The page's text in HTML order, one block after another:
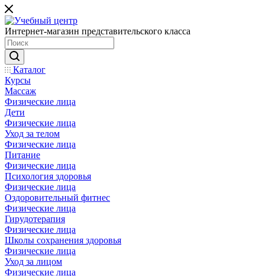
Интернет-магазин представительского класса
Каталог
Курсы
Массаж
Физические лица
Дети
Физические лица
Уход за телом
Физические лица
Питание
Физические лица
Психология здоровья
Физические лица
Оздоровительный фитнес
Физические лица
Гирудотерапия
Физические лица
Школы сохранения здоровья
Физические лица
Уход за лицом
Физические лица